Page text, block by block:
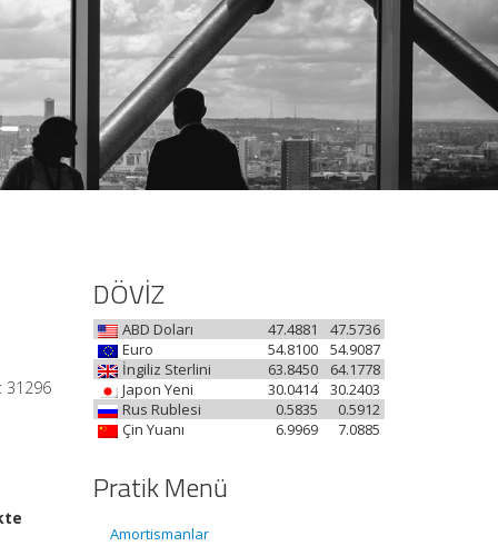
31296
DÖVİZ
ABD Doları 47.5736
47.4881
Euro
54.9087
54.8100
İngiliz Sterlini
64.1778
63.8450
Japon Yeni
30.2403
30.0414
Rus Rublesi
0.5912
0.5835
Çin Yuanı
7.0885
6.9969
Pratik Menü
Amortismanlar